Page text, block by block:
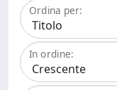
Ordina per:
In ordine: